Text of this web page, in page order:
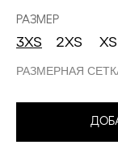
РАЗМЕР
3XS 2XS XS
РАЗМЕРНАЯ